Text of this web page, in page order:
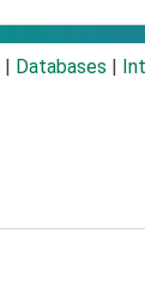
Databases